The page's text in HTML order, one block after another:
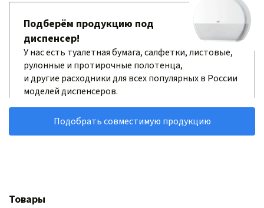
Подберём продукцию под
диспенсер!
У нас есть туалетная бумага, салфетки, листовые,
рулонные и протирочные полотенца,
и другие расходники для всех популярных в России
моделей диспенсеров.
Подобрать совместимую продукцию
Товары